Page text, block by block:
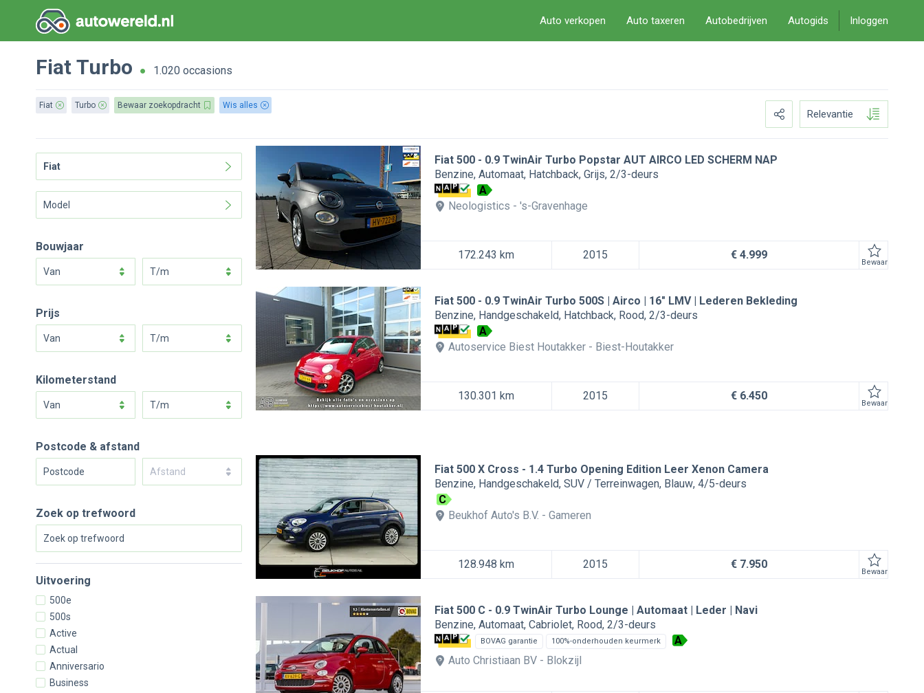
Auto verkopen Auto taxeren Autobedrijven Autogids Inloggen
Fiat Turbo 1.020 occasions
Fiat Turbo Bewaar zoekopdracht Wis alles
Relevantie
Fiat
Model
Bouwjaar
van t/m
Prijs
van t/m
Kilometerstand
van t/m
Postcode & afstand
Afstand
Zoek op trefwoord
Uitvoering
500e
500s
Active
Actual
Anniversario
Business
Fiat 500
0.9 TwinAir Turbo Popstar AUT AIRCO LED SCHERM NAP
Benzine Automaat Hatchback Grijs 2/3-deurs
A
Neologistics
's-Gravenhage
172.243 km 2015 € 4.999
Bewaar
Fiat 500
0.9 TwinAir Turbo 500S | Airco | 16" LMV | Lederen Bekleding
Benzine Handgeschakeld Hatchback Rood 2/3-deurs
A
Autoservice Biest Houtakker
Biest-Houtakker
130.301 km 2015 € 6.450
Bewaar
Fiat 500 X Cross
1.4 Turbo Opening Edition Leer Xenon Camera
Benzine Handgeschakeld SUV / Terreinwagen Blauw 4/5-deurs
C
Beukhof Auto's B.V.
Gameren
128.948 km 2015 € 7.950
Bewaar
Fiat 500 C
0.9 TwinAir Turbo Lounge | Automaat | Leder | Navi
Benzine Automaat Cabriolet Rood 2/3-deurs
BOVAG garantie 100%-onderhouden keurmerk
A
Auto Christiaan BV
Blokzijl